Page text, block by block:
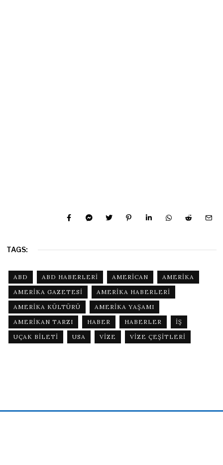
TAGS:
ABD ABD HABERLERI AMERICAN
AMERIKA
AMERIKA GAZETESI
AMERIKA HABERLERI
AMERIKA KÜLTÜRÜ
AMERIKA YAŞAMI
AMERIKAN TARZI
HABER HABERLER
IŞ
UÇAK BILETI
USA VIZE VIZE ÇEŞITLERI